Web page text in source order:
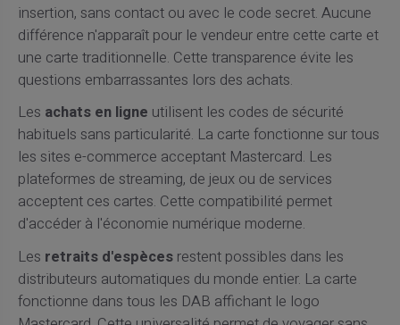
insertion, sans contact ou avec le code secret. Aucune
différence n'apparaît pour le vendeur entre cette carte et
une carte traditionnelle. Cette transparence évite les
questions embarrassantes lors des achats.
Les achats en ligne utilisent les codes de sécurité
habituels sans particularité. La carte fonctionne sur tous
les sites e-commerce acceptant Mastercard. Les
plateformes de streaming, de jeux ou de services
acceptent ces cartes. Cette compatibilité permet
d'accéder à l'économie numérique moderne.
Les retraits d'espècesrestent possibles dans les
distributeurs automatiques du monde entier. La carte
fonctionne dans tous les DAB affichant le logo